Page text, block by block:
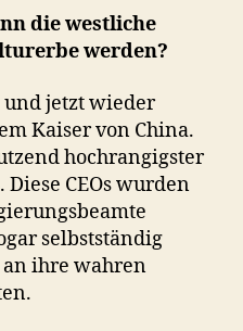
die westliche
werden?
und jetzt wieder
Kaiser von China.
hochrangigster
Diese CEOs wurden
selbstständig
an ihre wahren